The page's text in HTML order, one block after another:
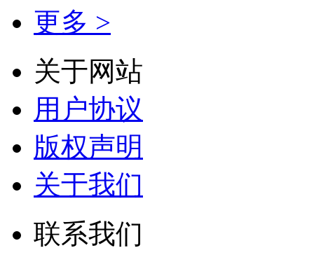
更多 >
关于网站
用户协议
版权声明
关于我们
联系我们